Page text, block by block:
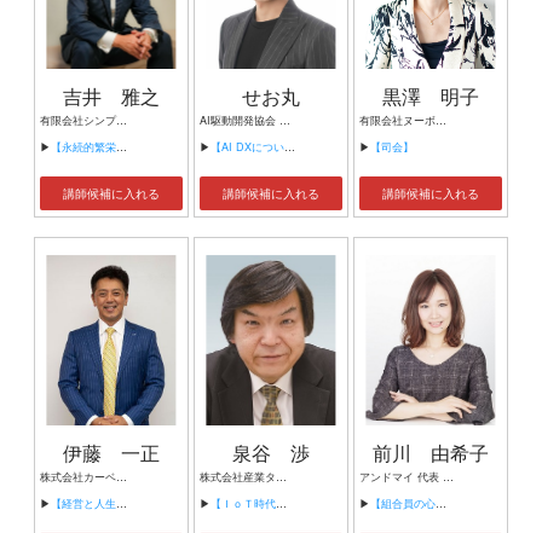
吉井 雅之
有限会社シンプルタスク 代表取締役 習慣形成コンサルタント
▶ 【永続的繁栄の組織づくり】
講師候補に入れる
せお丸
AI駆動開発協会 代表理事 サイバーフリークス株式会社 代表取締役
▶ 【AI DXについて】
講師候補に入れる
黒澤 明子
有限会社ヌーボヌール代表取締役
▶ 【司会】
講師候補に入れる
伊藤 一正
株式会社カーベル代表取締役社長 プロレスラーカーベル伊藤
▶ 【経営と人生がHappyになる3つのキーワード】
泉谷 渉
株式会社産業タイムズ社 代表取締役会長 半導体産業新聞 特別編集委員
▶ 【ＩｏＴ時代にニッポンの製造業が一気に抜け出す！！ ～世界トップシェアのセンサーとロボットで戦え！】
前川 由希子
アンドマイ 代表 組織活性化コンサルタント
▶ 【組合員の心をぐっと掴むコミュニケーション術～組合員が「あなたが言うなら」と動き出す３ステップ～】